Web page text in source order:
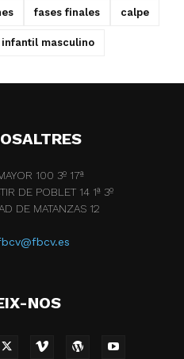
fases finales calpe
infantil masculino
100 3º 17ª
DE POBLET 14 1ª 3º
DE MATANZAS 12
NOS